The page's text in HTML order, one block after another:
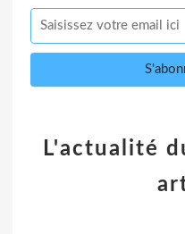
L'actualité